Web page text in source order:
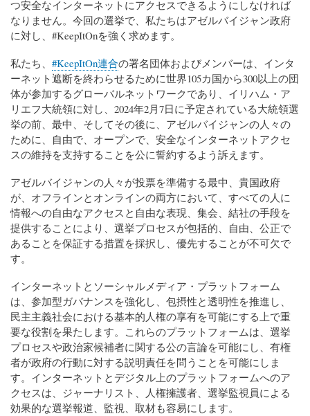
つ安全なインターネットにアクセスできるようにしなければ
なりません。今回の選挙で、私たちはアゼルバイジャン政府
に対し、#KeepItOnを強く求めます。
私たち、 #KeepItOn連合の署名団体およびメンバーは、インタ
ーネット遮断を終わらせるために世界105カ国から300以上の団
体が参加するグローバルネットワークであり、イリハム・ア
リエフ大統領に対し、2024年2月7日に予定されている大統領選
挙の前、最中、そしてその後に、アゼルバイジャンの人々の
ために、自由で、オープンで、安全なインターネットアクセ
スの維持を支持することを公に誓約するよう訴えます。
アゼルバイジャンの人々が投票を準備する最中、貴国政府
が、オフラインとオンラインの両方において、すべての人に
情報への自由なアクセスと自由な表現、集会、結社の手段を
提供することにより、選挙プロセスが包括的、自由、公正で
あることを保証する措置を採択し、優先することが不可欠で
す。
インターネットとソーシャルメディア・プラットフォーム
は、参加型ガバナンスを強化し、包摂性と透明性を推進し、
民主主義社会における基本的人権の享有を可能にする上で重
要な役割を果たします。これらのプラットフォームは、選挙
プロセスや政治家候補者に関する公の言論を可能にし、有権
者が政府の行動に対する説明責任を問うことを可能にしま
す。インターネットとデジタル上のプラットフォームへのア
クセスは、ジャーナリスト、人権擁護者、選挙監視員による
効果的な選挙報道、監視、取材も容易にします。